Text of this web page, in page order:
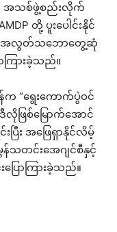
န် အသစ်ဖွဲ့စည်းလိုက်
တို့ ပူးပေါင်းနိုင်
း အလွတ်သဘောတွေ့ဆုံ
ြားခဲ့သည်။
“ရွေးကောက်ပွဲဝင်
ြစ်မြောက်အောင်
း အဖြေရှာနိုင်လိမ့်
င်းအေဂျင်စီနှင့်
ောကြားခဲ့သည်။